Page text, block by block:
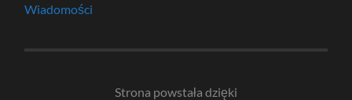
Wiadomości
Strona powstała dzięki